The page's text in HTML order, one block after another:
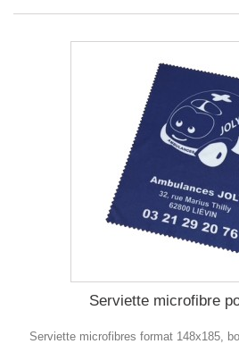
Serviette microfibre
Serviette microfibres format 148x185,